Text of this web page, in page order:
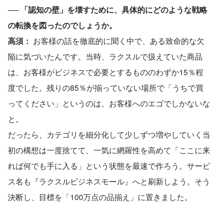
── 「認知の壁」を壊すために、具体的にどのような戦略
の転換を図ったのでしょうか。
高須： お客様の話を徹底的に聞く中で、ある致命的な欠
陥に気づいたんです。当時、ラクスルで扱えていた商品
は、お客様がビジネスで必要とするもののわずか15％程
度でした。残りの85％が揃っていない場所で「うちで買
ってください」というのは、お客様へのエゴでしかないな
と。
だったら、カテゴリを細分化して少しずつ増やしていく当
初の構想は一度捨てて、一気に網羅性を高めて「ここに来
れば何でも手に入る」という状態を最速で作ろう。サービ
ス名も『ラクスルビジネスモール』へと刷新しよう。そう
決断し、目標を「100万点の品揃え」に置きました。